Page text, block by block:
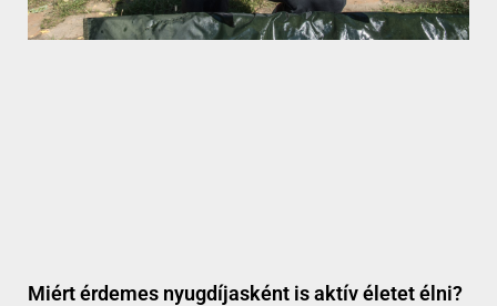
Miért érdemes nyugdíjasként is aktív életet élni?